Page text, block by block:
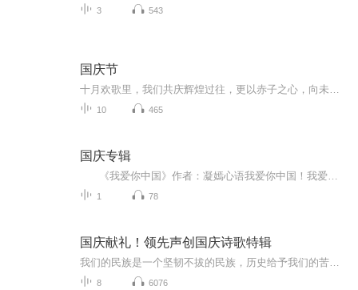
3 543
国庆节
10 465
国庆专辑
1 78
国庆献礼！领先声创国庆诗歌特辑
8 6076